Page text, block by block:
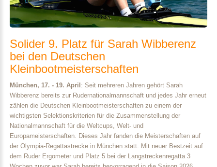
Solider 9. Platz für Sarah Wibberenz
bei den Deutschen
Kleinbootmeisterschaften
München, 17. - 19. April : Seit mehreren Jahren gehört Sarah
Wibberenz bereits zur Rudernationalmannschaft und jedes Jahr erneut
zählen die Deutschen Kleinbootmeisterschaften zu einem der
wichtigsten Selektionskriterien für die Zusammenstellung der
Nationalmannschaft für die Weltcups, Welt- und
Europameisterschaften. Dieses Jahr fanden die Meisterschaften auf
der Olympia-Regattastrecke in München statt. Mit neuer Bestzeit auf
dem Ruder Ergometer und Platz 5 bei der Langstreckenregatta 3